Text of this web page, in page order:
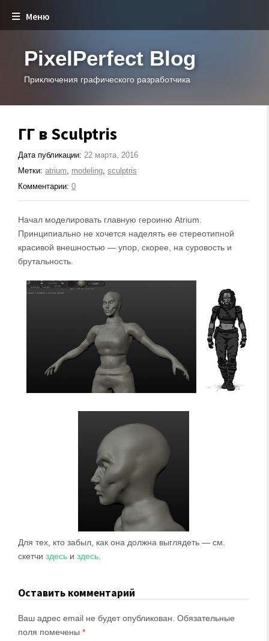
Меню
PixelPerfect Blog
Приключения графического разработчика
ГГ в Sculptris
Дата публикации: 22 марта, 2016
Метки: atrium, modeling, sculptris
Комментарии: 0
Начал моделировать главную героиню Atrium.
Принципиально не хочется наделять ее стереотипной
красивой внешностью — упор, скорее, на суровость и
брутальность.
Для тех, кто забыл, как она должна выглядеть — см.
скетчи здесь и здесь
Оставить комментарий
Ваш адрес email не будет опубликован. Обязательные
поля помечены *